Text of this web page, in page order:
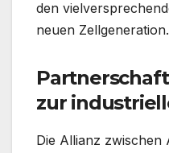
den
neuen Zellgeneration.
zur
Die Allianz zwischen